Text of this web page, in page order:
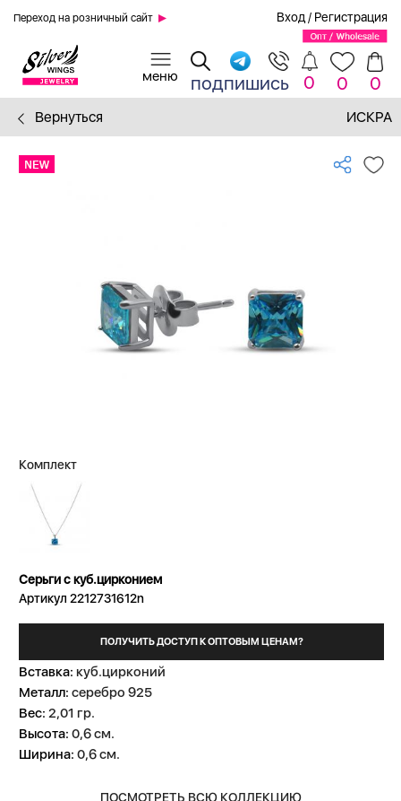
Переход на розничный сайт Вход / Регистрация
подпишись 0 0 0
Вернуться ИСКРА
Комплект
Серьги с куб.цирконием
Артикул 2212731612n
ПОЛУЧИТЬ ДОСТУП К ОПТОВЫМ ЦЕНАМ?
Вставка: куб.цирконий
Металл: серебро 925
Вес: 2,01 гр.
Высота: 0,6 см.
Ширина: 0,6 см.
ПОСМОТРЕТЬ ВСЮ КОЛЛЕКЦИЮ